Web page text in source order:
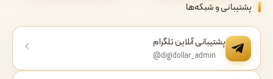
پشتیبانی و شبکه‌ها
پشتیبانی آنلاین تلگرام
@digidollar_admin